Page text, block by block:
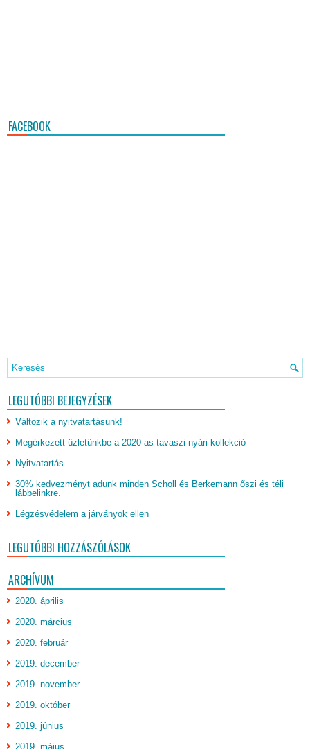
FACEBOOK
LEGUTÓBBI BEJEGYZÉSEK
Változik a nyitvatartásunk!
Megérkezett üzletünkbe a 2020-as tavaszi-nyári kollekció
Nyitvatartás
30% kedvezményt adunk minden Scholl és Berkemann őszi és téli
lábbelinkre.
Légzésvédelem a járványok ellen
LEGUTÓBBI HOZZÁSZÓLÁSOK
ARCHÍVUM
2020. április
2020. március
2020. február
2019. december
2019. november
2019. október
2019. június
2019. május